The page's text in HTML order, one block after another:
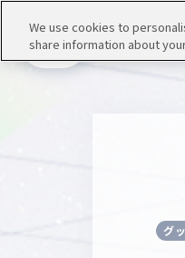
グ
We use cookies to
share information about